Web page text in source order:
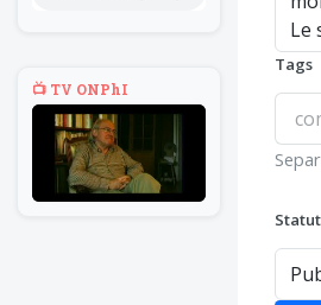
Tags
Statut
au feu direct
BILLET
Sans recul
BOOK
Théorie du
📺 TV ONPhI